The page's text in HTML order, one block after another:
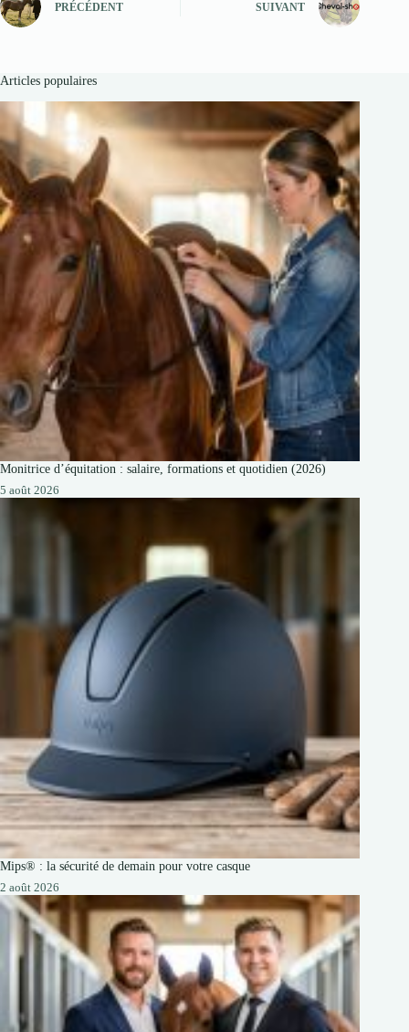
PRÉCÉDENT SUIVANT
Articles populaires
Monitrice d’équitation : salaire, formations et quotidien (2026)
5 août 2026
Mips® : la sécurité de demain pour votre casque
2 août 2026